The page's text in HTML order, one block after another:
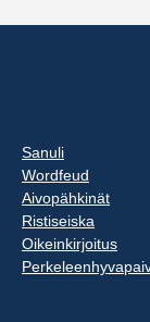
Sanuli
Wordfeud
Aivopähkinät
Ristiseiska
Oikeinkirjoitus